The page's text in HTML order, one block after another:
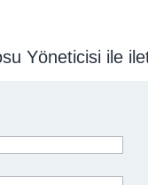
Yöneticisi ile